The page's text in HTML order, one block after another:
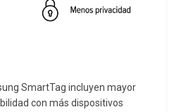
SmartTag incluyen mayor
con más dispositivos